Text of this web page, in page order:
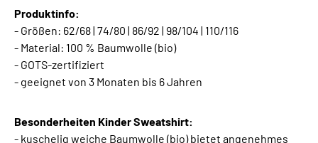
Produktinfo:
- Größen: 62/68 | 74/80 | 86/92 | 98/104 | 110/116
- Material: 100 % Baumwolle (bio)
- GOTS-zertifiziert
- geeignet von 3 Monaten bis 6 Jahren
Besonderheiten Kinder Sweatshirt:
- kuschelig weiche Baumwolle (bio) bietet angenehmes